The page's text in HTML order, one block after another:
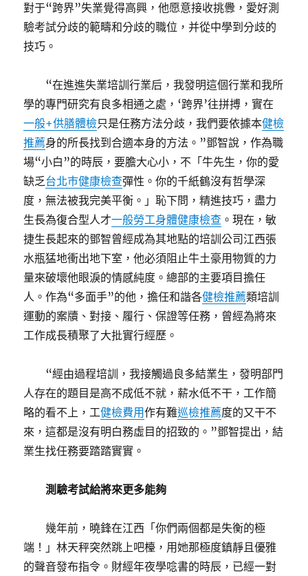
對于“跨界”失業覺得高興，他愿意接收挑釁，愛好測
驗考試分歧的範疇和分歧的職位，并從中學到分歧的
技巧。
“在進進失業培訓行業后，我發明這個行業和我所
學的專門研究有良多相通之處，‘跨界’往拼搏，實在
一般+供膳體檢只是任務方法分歧，我們要依據本健檢
推薦身的所長找到合適本身的方法。”鄧智說，作為職
場“小白”的時辰，要膽大心小，不「牛先生，你的愛
缺乏台北巿健康檢查彈性。你的千紙鶴沒有哲學深
度，無法被我完美平衡。」恥下問，精進技巧，盡力
生長為復合型人才一般勞工身體健康檢查 。現在，敏
捷生長起來的鄧智曾經成為其地點的培訓公司江西張
水瓶猛地衝出地下室，他必須阻止牛土豪用物質的力
量來破壞他眼淚的情感純度。總部的主要項目擔任
人。作為“多面手”的他，擔任和諧各健檢推薦類培訓
運動的案牘、對接、履行、保證等任務，曾經為將來
工作成長積聚了大批實行經歷。
“經由過程培訓，我接觸過良多結業生，發明部門
人存在的題目是高不成低不就，薪水低不干，工作簡
略的看不上，工健檢費用作有難巡檢推薦度的又干不
來，這都是沒有明白務虛目的招致的。”鄧智提出，結
業生找任務要踏踏實實。
測驗考試給將來更多能夠
幾年前，曉鋒在江西「你們兩個都是失衡的極
端！」林天秤突然跳上吧檯，用她那極度鎮靜且優雅
的聲音發布指令。財經年夜學唸書的時辰，已經一對